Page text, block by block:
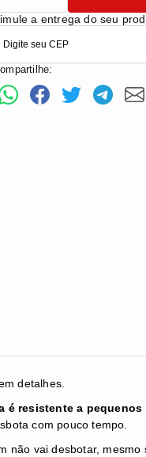
a entrega do seu
detalhes.
é resistente a
com pouco tempo.
não vai desbotar, mesmo